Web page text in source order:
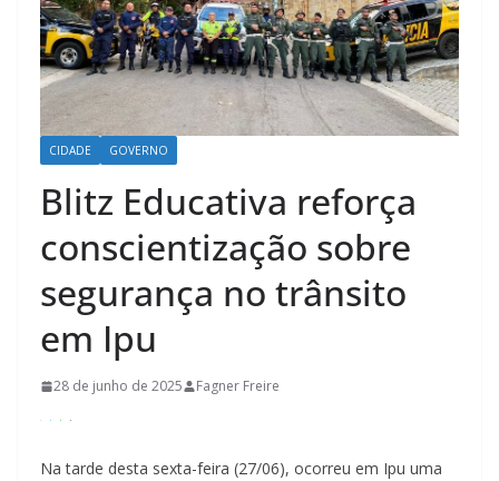
CIDADE GOVERNO
Blitz Educativa reforça
conscientização sobre
segurança no trânsito
em Ipu
28 de junho de 2025 Fagner Freire
Na tarde desta sexta-feira (27/06), ocorreu em Ipu uma